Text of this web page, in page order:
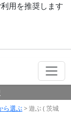
用を推奨します
ら選ぶ> 遊ぶ ( 茨城